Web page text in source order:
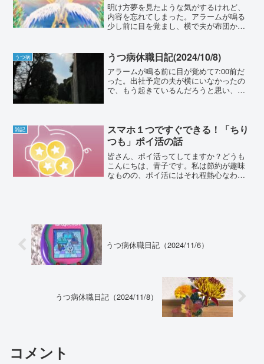
明け方夢を見たような気がするけれど、
内容を忘れてしまった。アラームが鳴る
少し前に目を覚まし、横で夫が布団から
て、アラームの音と同時に起き上がる。
歯を磨きながら白湯を沸か...
うつ病 うつ病休職日記(2024/10/8)
アラームが鳴る前に目が覚めて7:00前だ
った。出社予定の夫が横にいなかったの
で、もう起きているんだろうと思い、二
りのどら焼きを頬張る...
雑記
スマホ１つですぐできる！「ちり
つも」ポイ活の話
皆さん、ポイ活ってしてますか？どうも
こんにちは、青子です。私は節約が趣味
なものの、ポイ活にはそれ程熱心なわけ
うつ病休職日記（2024/11/6）
うつ病休職日記（2024/11/8）
コメント